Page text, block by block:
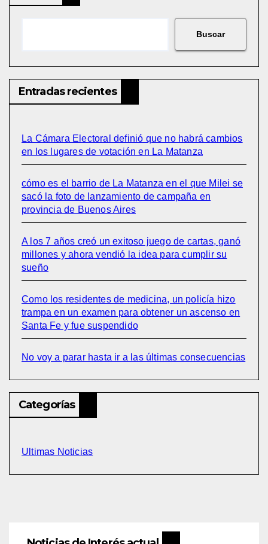
Buscar
Entradas recientes
La Cámara Electoral definió que no habrá cambios
en los lugares de votación en La Matanza
cómo es el barrio de La Matanza en el que Milei se
sacó la foto de lanzamiento de campaña en
provincia de Buenos Aires
A los 7 años creó un exitoso juego de cartas, ganó
millones y ahora vendió la idea para cumplir su
sueño
Como los residentes de medicina, un policía hizo
trampa en un examen para obtener un ascenso en
Santa Fe y fue suspendido
No voy a parar hasta ir a las últimas consecuencias
Categorías
Ultimas Noticias